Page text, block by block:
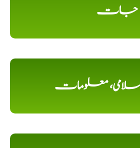
جات
معلومات